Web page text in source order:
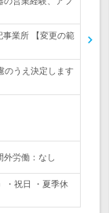
事業所 【変更の範
のうえ決定します
労働：なし
・祝日 ・夏季休